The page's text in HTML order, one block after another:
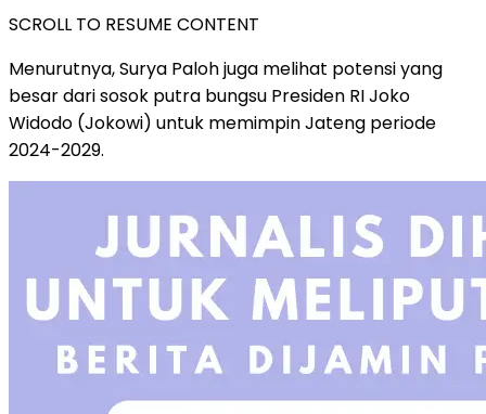
SCROLL TO RESUME CONTENT
Menurutnya, Surya Paloh juga melihat potensi yang
besar dari sosok putra bungsu Presiden RI Joko
Widodo (Jokowi) untuk memimpin Jateng periode
2024-2029.